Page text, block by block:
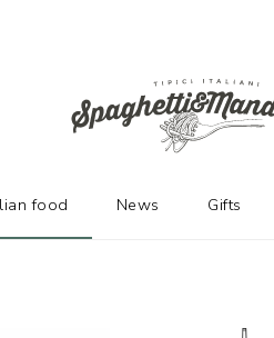
food News Gifts